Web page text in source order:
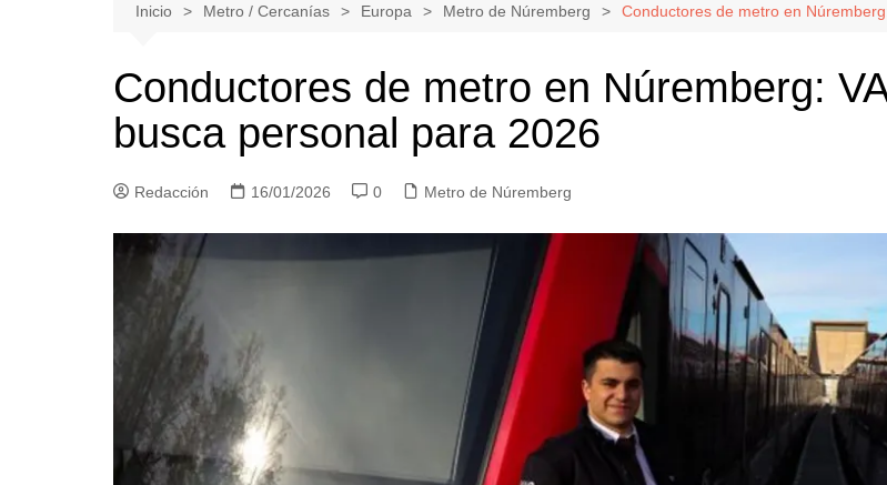
Inicio Metro / Cercanías Europa Metro de Núremberg Conductores de metro en
Conductores de metro en Núremberg:
busca personal para 2026
Redacción 16/01/2026 0 Metro de Núremberg